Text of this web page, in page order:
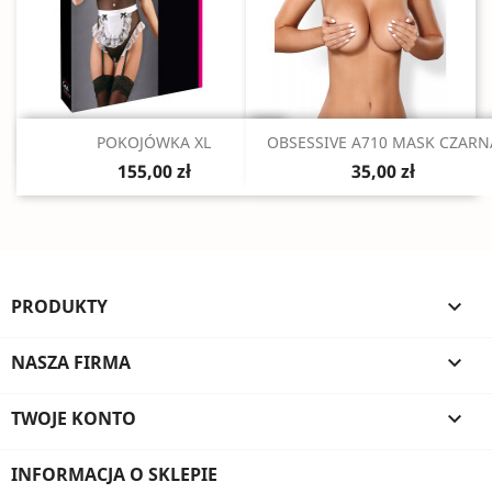
Szybki podgląd
POKOJÓWKA XL
155,00 zł
Szybki podgląd
OBSESSIVE A710 MASK
35,00 zł
PRODUKTY 
NASZA FIRMA 
TWOJE KONTO 
INFORMACJA O SKLEPIE